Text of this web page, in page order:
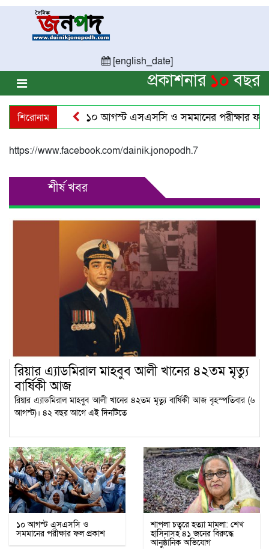
[english_date]
প্রকাশনার ১০বছর
শিরোনাম
১০ আগস্ট এসএসসি ও সমমানের পরীক্ষার ফল প্রকাশ
https://www.facebook.com/dainik.jonopodh.7
শীর্ষ খবর
রিয়ার এ্যাডমিরাল মাহবুব আলী খানের ৪২তম মৃত্যু
বার্ষিকী আজ
রিয়ার এ্যাডমিরাল মাহবুব আলী খানের ৪২তম মৃত্যু বার্ষিকী আজ বৃহস্পতিবার (৬
আগস্ট)। ৪২ বছর আগে এই দিনটিতে
১০ আগস্ট এসএসসি ও
সমমানের পরীক্ষার ফল প্রকাশ
শাপলা চত্বরে হত্যা মামলা: শেখ
হাসিনাসহ ৪১ জনের বিরুদ্ধে
আনুষ্ঠানিক অভিযোগ